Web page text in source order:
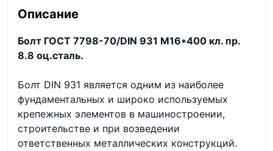
Описание
Болт ГОСТ 7798-70/DIN 931 М16*400 кл. пр.
8.8 оц.сталь.
Болт DIN 931 является одним из наиболее
фундаментальных и широко используемых
крепежных элементов в машиностроении,
строительстве и при возведении
ответственных металлических конструкций.